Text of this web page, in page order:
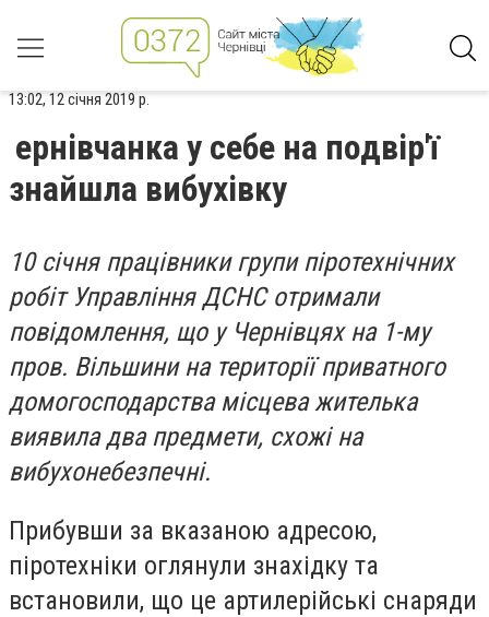
13:02, 12 січня 2019 р.
ернівчанка у себе на подвір'ї
знайшла вибухівку
10 січня працівники групи піротехнічних
робіт Управління ДСНС отримали
повідомлення, що у Чернівцях на 1-му
пров. Вільшини на території приватного
домогосподарства місцева жителька
виявила два предмети, схожі на
вибухонебезпечні.
Прибувши за вказаною адресою,
піротехніки оглянули знахідку та
встановили, що це артилерійські снаряди